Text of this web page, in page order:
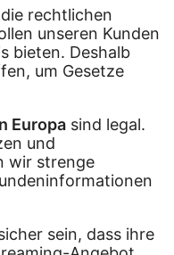
rechtlichen
unseren Kunden
bieten. Deshalb
um Gesetze
Europa sind legal.
und
wir strenge
sein, dass ihre